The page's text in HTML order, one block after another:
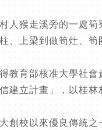
人猴走溪旁的一處
、上梁到做筍灶、
教育部核准大學社
建立計畫」，以桂
創校以來優良傳統